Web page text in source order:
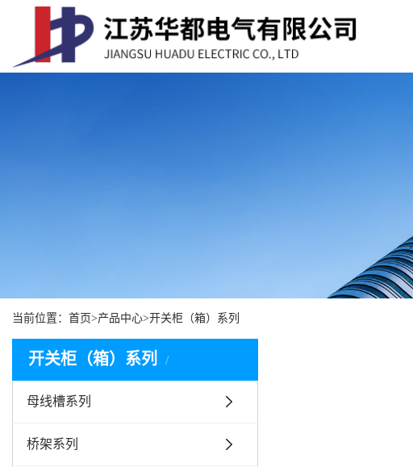
当前位置： 首页>产品中心>开关柜（箱）系列
开关柜（箱）系列
母线槽系列
桥架系列